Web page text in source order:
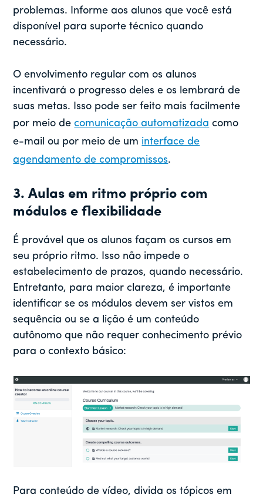
problemas. Informe aos alunos que você está
disponível para suporte técnico quando
necessário.
O envolvimento regular com os alunos
incentivará o progresso deles e os lembrará de
suas metas. Isso pode ser feito mais facilmente
por meio decomunicação automatizada como
e-mail ou por meio de um interface de
agendamento de compromissos.
3. Aulas em ritmo próprio com
módulos e flexibilidade
É provável que os alunos façam os cursos em
seu próprio ritmo. Isso não impede o
estabelecimento de prazos, quando necessário.
Entretanto, para maior clareza, é importante
identificar se os módulos devem ser vistos em
sequência ou se a lição é um conteúdo
autônomo que não requer conhecimento prévio
para o contexto básico:
Para conteúdo de vídeo, divida os tópicos em